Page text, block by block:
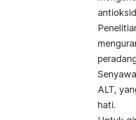
ALT,
hati.